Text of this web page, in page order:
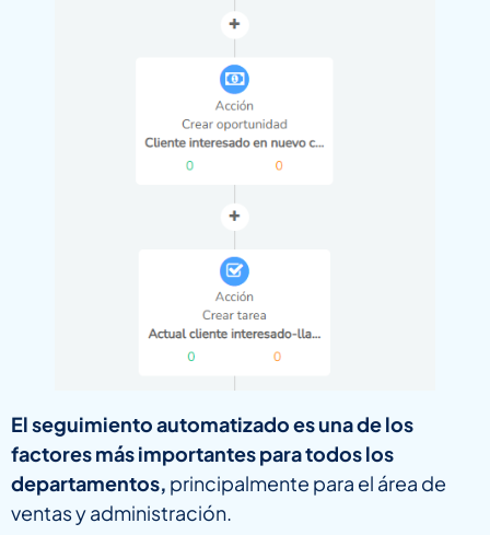
El seguimiento automatizado es una de los
factores más importantes para todos los
departamentos, principalmente para el área de
ventas y administración.